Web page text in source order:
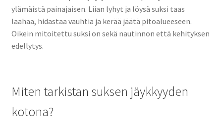
ylämäistä painajaisen. Liian lyhyt ja löysä suksi taas
laahaa, hidastaa vauhtia ja kerää jäätä pitoalueeseen.
Oikein mitoitettu suksi on sekä nautinnon että kehityksen
edellytys.
Miten tarkistan suksen jäykkyyden
kotona?